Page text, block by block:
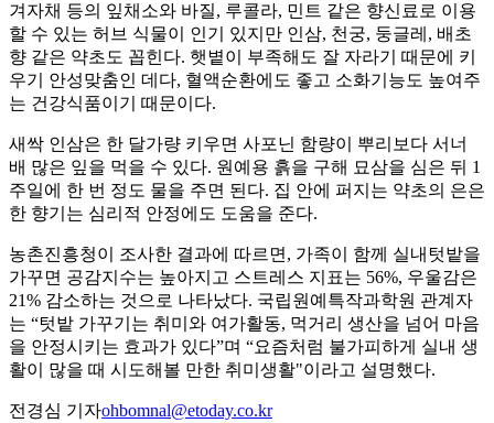
겨자채 등의 잎채소와 바질, 루콜라, 민트 같은 향신료로 이용
할 수 있는 허브 식물이 인기 있지만 인삼, 천궁, 둥글레, 배초
향 같은 약초도 꼽힌다. 햇볕이 부족해도 잘 자라기 때문에 키
우기 안성맞춤인 데다, 혈액순환에도 좋고 소화기능도 높여주
는 건강식품이기 때문이다.
새싹 인삼은 한 달가량 키우면 사포닌 함량이 뿌리보다 서너
배 많은 잎을 먹을 수 있다. 원예용 흙을 구해 묘삼을 심은 뒤 1
주일에 한 번 정도 물을 주면 된다. 집 안에 퍼지는 약초의 은은
한 향기는 심리적 안정에도 도움을 준다.
농촌진흥청이 조사한 결과에 따르면, 가족이 함께 실내텃밭을
가꾸면 공감지수는 높아지고 스트레스 지표는 56%, 우울감은
21% 감소하는 것으로 나타났다. 국립원예특작과학원 관계자
는 “텃밭 가꾸기는 취미와 여가활동, 먹거리 생산을 넘어 마음
을 안정시키는 효과가 있다”며 “요즘처럼 불가피하게 실내 생
활이 많을 때 시도해볼 만한 취미생활"이라고 설명했다.
전경심 기자ohbomnal@etoday.co.kr